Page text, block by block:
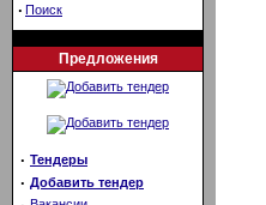
· Поиск
Предложения
· Тендеры
· Добавить тендер